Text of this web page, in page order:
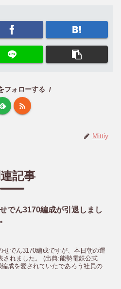
フォローする
Mittiy
記事
でん3170編成が引退しまし
でん3170編成ですが、本日朝の運
されました。 (出典:能勢電鉄公式
成を愛されていたであろう社員の